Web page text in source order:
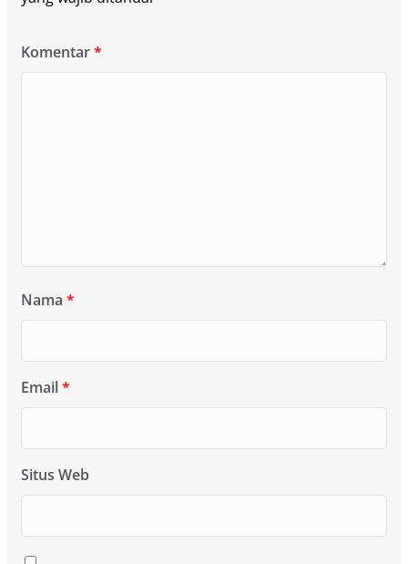
Komentar*
Nama *
Email*
Situs Web